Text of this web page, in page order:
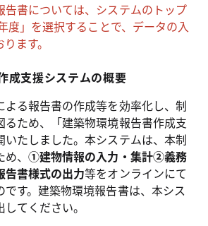
書については、システムのトップ
度」を選択することで、データの入
ます。
成支援システムの概要
る報告書の作成等を効率化し、制
るため、「建築物環境報告書作成支
たしました。本システムは、本制
、 ①建物情報の入力・集計②義務
書様式の出力等をオンラインにて
す。建築物環境報告書は、本シス
てください。